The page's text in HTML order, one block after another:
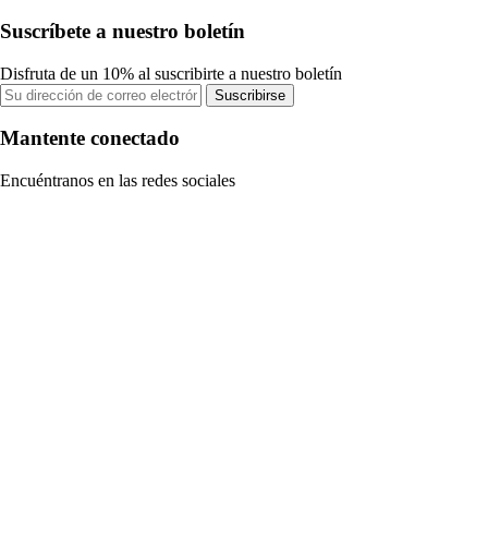
Suscríbete a nuestro boletín
Disfruta de un 10% al suscribirte a nuestro boletín
Suscribirse
Mantente conectado
Encuéntranos en las redes sociales